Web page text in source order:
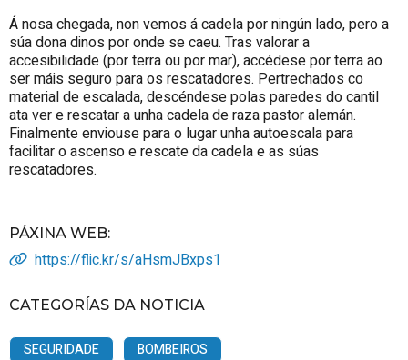
Á nosa chegada, non vemos á cadela por ningún lado, pero a
súa dona dinos por onde se caeu. Tras valorar a
accesibilidade (por terra ou por mar), accédese por terra ao
ser máis seguro para os rescatadores. Pertrechados co
material de escalada, descéndese polas paredes do cantil
ata ver e rescatar a unha cadela de raza pastor alemán.
Finalmente enviouse para o lugar unha autoescala para
facilitar o ascenso e rescate da cadela e as súas
rescatadores.
PÁXINA WEB:
https://flic.kr/s/aHsmJBxps1
CATEGORÍAS DA NOTICIA
SEGURIDADE
BOMBEIROS